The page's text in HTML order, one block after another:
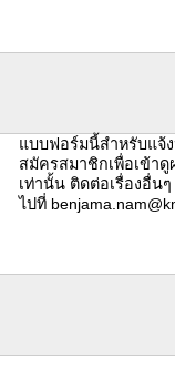
แบบฟอร์มนี้สำหรับแจ้
สมัครสมาชิกเพื่อเข้าดู
เท่านั้น ติดต่อเรื่องอื่น
ไปที่